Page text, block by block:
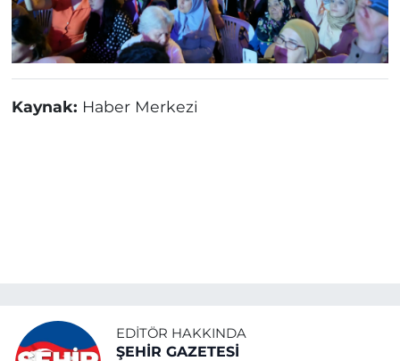
Kaynak: Haber Merkezi
EDITÖR HAKKINDA
ŞEHİR GAZETESİ